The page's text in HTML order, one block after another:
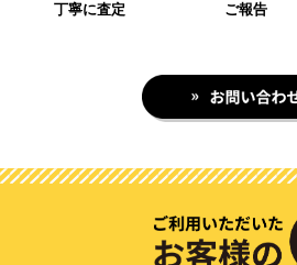
丁寧に査定
ご報告